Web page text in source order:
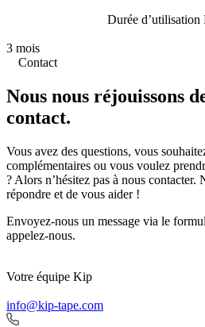
Durée d’utilisation
3 mois
Contact
Nous nous réjouissons
contact.
Vous avez des questions, vous
complémentaires ou vous voulez
? Alors n’hésitez pas à nous contacter.
répondre et de vous aider !
Envoyez-nous un message via le
appelez-nous.
Votre équipe Kip
info@kip-tape.com